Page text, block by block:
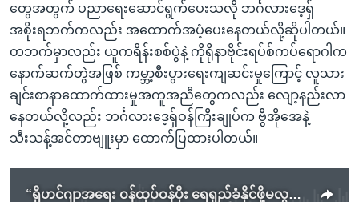
တွေအတွက် ပညာ‌ရေးဆောင်ရွက်ပေးသလို ဘင်္ဂလားဒေ့ရှ်
အစိုးရဘက်ကလည်း အထောက်အပံ့ပေးနေတယ်လို့ဆိုပါတယ်။
တဘက်မှာလည်း ယူကရိန်းစစ်ပွဲနဲ့ ကိုရိုနာဗိုင်းရပ်စ်ကပ်ရောဂါက
နောက်ဆက်တွဲအဖြစ် ကမ္ဘာ့စီးပွားရေးကျဆင်းမှုကြောင့် လူသား
ချင်းစာနာထောက်ထားမှုအကူအညီတွေကလည်း လျော့နည်းလာ
နေတယ်လို့လည်း ဘင်္ဂလားဒေ့ရှ်ဝန်ကြီးချုပ်က ဗွီအိုအေနဲ့
သီးသန့်အင်တာဗျူးမှာ ထောက်ပြထားပါတယ်။
“ရိုဟင်ဂျာအရေး ဝန်ထုပ်ဝန်ပိုး ရေရှည်ခံနိုင်ဖို့မလွယ်” ဘင်္ဂလားဒေ့ရ်ှဝန်ကြီးချုပ်